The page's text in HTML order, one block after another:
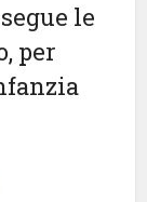
le
per